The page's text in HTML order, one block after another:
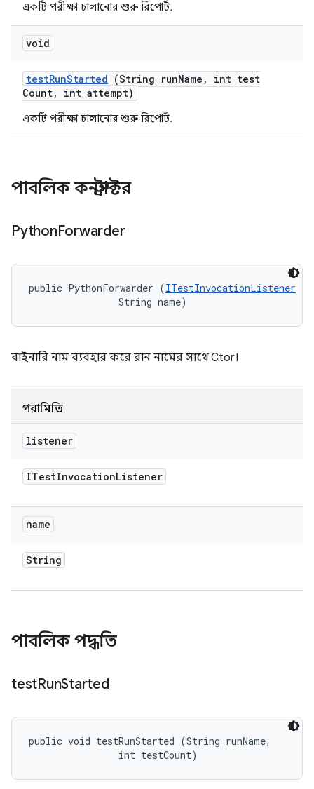
একটি পরীক্ষা চালানোর শুরু রিপোর্ট.
void
testRunStarted (String runName ,
int test
Count, int attempt)
একটি পরীক্ষা চালানোর শুরু রিপোর্ট.
পাবলিক কনস্ট্রাক্টর
PythonForwarder
public PythonForwarder (ITestInvocationListener
                String name)
বাইনারি নাম ব্যবহার করে রান নামের সাথে Ctor।
পরামিতি
listener
ITestInvocationListener
name
String
পাবলিক পদ্ধতি
testRunStarted
public void testRunStarted (String runName,
                int testCount)